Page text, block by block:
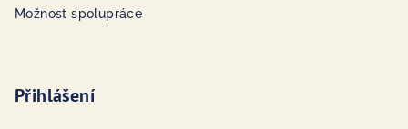
Možnost spolupráce
Přihlášení